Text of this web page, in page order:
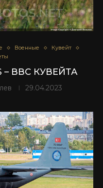
Военные
Кувейт
– ВВС КУВЕЙТА
29.04.2023